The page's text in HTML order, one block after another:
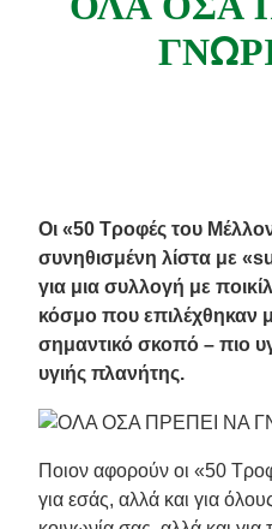
Συνταγές από την
ΟΛΑ ΟΣΑ
Οι «50 Τροφές του
συνηθισμένη λίστα με
για μια συλλογή με
κόσμο που επιλέχθηκαν
σημαντικό σκοπό – πιο
υγιής πλανήτης.
Ποιον αφορούν οι «50
για εσάς, αλλά και για